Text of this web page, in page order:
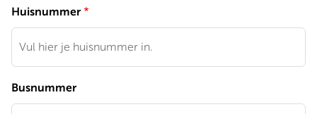
Huisnummer
Busnummer